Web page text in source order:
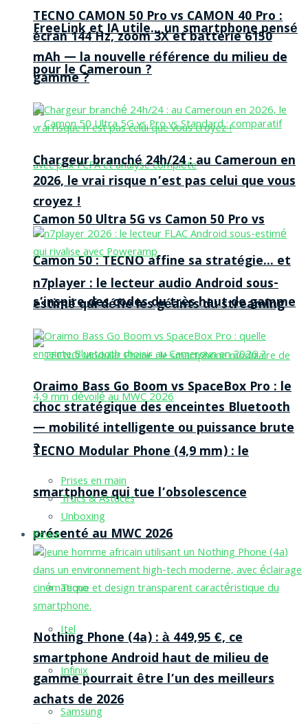
FreeLink et IA utile… un smartphone pensé
pour le Cameroun ?
Camon 50 Ultra 5G vs Camon 50 Pro vs
Camon 50 : TECNO affine sa stratégie… et
s’inspire des codes du très haut de gamme
TECNO Modular Phone (4,9 mm) : le
smartphone qui tue l’obsolescence
présenté au MWC 2026
Tecno
Itel
Infinix
Samsung
TECNO CAMON 50 Pro vs CAMON 40 Pro :
écran 144 Hz, zoom 3X et batterie 6150
mAh — la nouvelle référence du milieu de
gamme ?
Chargeur branché 24h/24 : au Cameroun en
2026, le vrai risque n’est pas celui que vous
croyez !
n7player : le lecteur audio Android sous-
estimé qui défie les géants du streaming
Oraimo Bass Go Boom vs SpaceBox Pro : le
choc stratégique des enceintes Bluetooth
— mobilité intelligente ou puissance brute
?
Prises en main
Trucs & Astuces
Unboxing
Revue
Nothing Phone (4a) : à 449,95 €, ce
smartphone Android haut de milieu de
gamme pourrait être l’un des meilleurs
achats de 2026